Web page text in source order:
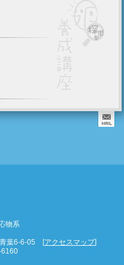
物系
青葉6-6-05 [アクセスマップ]